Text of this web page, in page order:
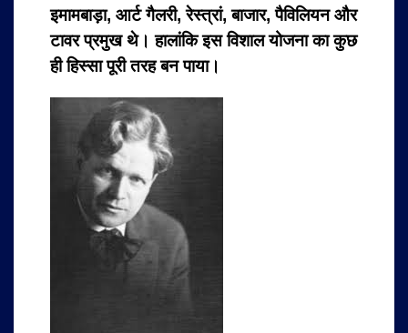
इमामबाड़ा, आर्ट गैलरी, रेस्त्रां, बाजार, पैविलियन और
टावर प्रमुख थे। हालांकि इस विशाल योजना का कुछ
ही हिस्सा पूरी तरह बन पाया।